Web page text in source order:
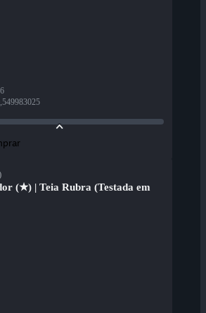
(★) | Teia Rubra (Testada em